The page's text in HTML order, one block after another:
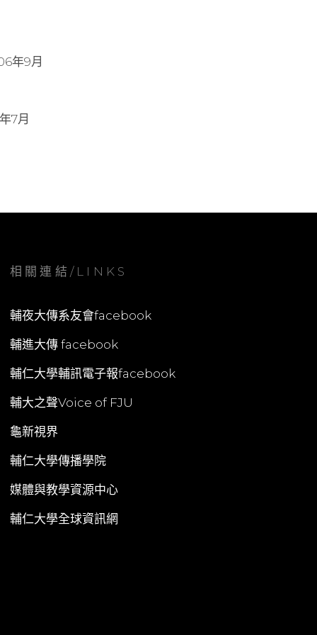
年9月
7月
相關連結/LINKS
輔夜大傳系友會facebook
輔進大傳 facebook
輔仁大學輔訊電子報facebook
輔大之聲Voice of FJU
龜新視界
輔仁大學傳播學院
媒體與教學資源中心
輔仁大學全球資訊網